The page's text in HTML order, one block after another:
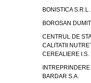
BONISTICA S.R.L.
BOROSAN
CENTRUL DE
CALITATII
CEREALIERE I.S.
BARDAR S.A.